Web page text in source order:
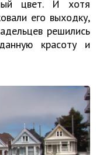
цвет. И хотя
его выходку,
решились
красоту и